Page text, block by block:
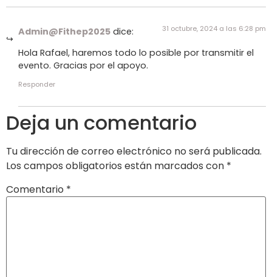
Admin@Fithep2025 dice: 31 octubre, 2024 a las 6:28 pm
Hola Rafael, haremos todo lo posible por transmitir el
evento. Gracias por el apoyo.
Responder
Deja un comentario
Tu dirección de correo electrónico no será publicada.
Los campos obligatorios están marcados con *
Comentario *